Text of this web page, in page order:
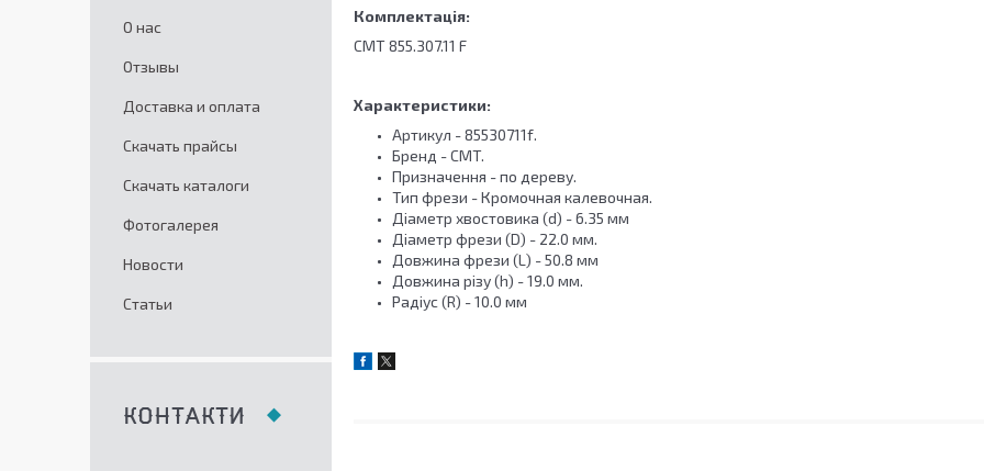
Комплектація:
СМТ 855.307.11 F
Характеристики:
Артикул - 85530711f.
Бренд - CMT.
Призначення - по дереву.
Тип фрези - Кромочная калевочная.
Діаметр хвостовика (d) - 6.35 мм
Діаметр фрези (D) - 22.0 мм.
Довжина фрези (L) - 50.8 мм
Довжина різу (h) - 19.0 мм.
Радіус (R) - 10.0 мм
О нас
Отзывы
Доставка и оплата
Скачать прайсы
Скачать каталоги
Фотогалерея
Новости
Статьи
КОНТАКТИ